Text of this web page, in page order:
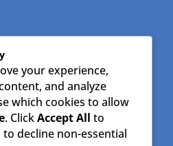
08.00–16.00
your experience,
and analyze
which cookies to allow
. ClickAccept All to
to decline non-essential